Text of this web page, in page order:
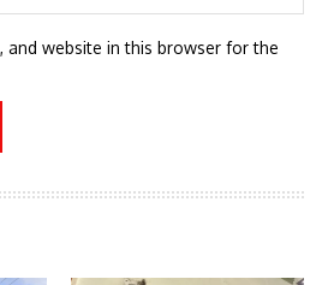
and website in this browser for the